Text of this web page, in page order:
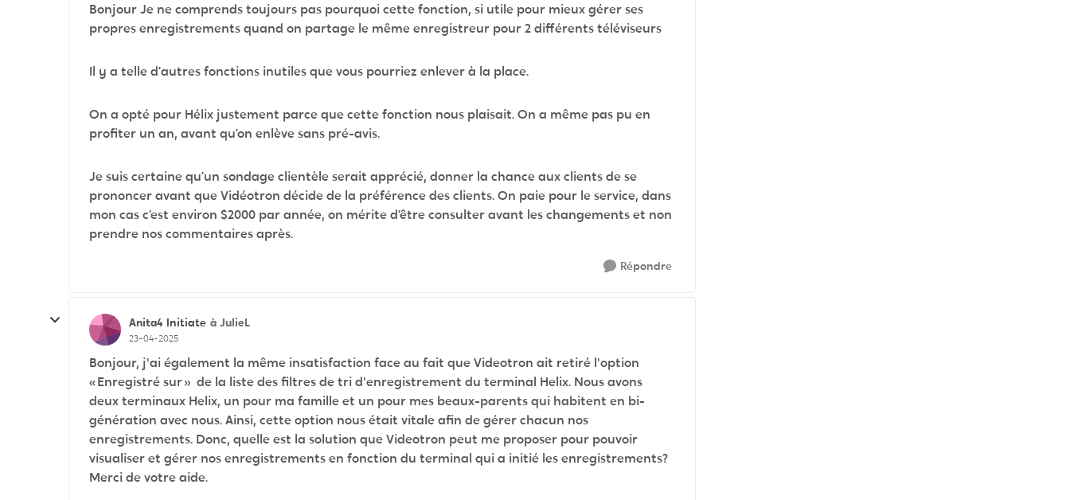
Bonjour Je ne comprends toujours pas pourquoi cette fonction, si utile pour mieux gérer ses
propres enregistrements quand on partage le même enregistreur pour 2 différents téléviseurs
Il y a telle d’autres fonctions inutiles que vous pourriez enlever à la place.
On a opté pour Hélix justement parce que cette fonction nous plaisait. On a même pas pu en
profiter un an, avant qu’on enlève sans pré-avis.
Je suis certaine qu’un sondage clientèle serait apprécié, donner la chance aux clients de se
prononcer avant que Vidéotron décide de la préférence des clients. On paie pour le service, dans
mon cas c’est environ $2000 par année, on mérite d’être consulter avant les changements et non
prendre nos commentaires après.
Répondre
Anita4 Initiate à JulieL
23-04-2025
Bonjour, j'ai également la même insatisfaction face au fait que Videotron ait retiré l'option
« Enregistré sur » de la liste des filtres de tri d'enregistrement du terminal Helix. Nous avons
deux terminaux Helix, un pour ma famille et un pour mes beaux-parents qui habitent en bi-
génération avec nous. Ainsi, cette option nous était vitale afin de gérer chacun nos
enregistrements. Donc, quelle est la solution que Videotron peut me proposer pour pouvoir
visualiser et gérer nos enregistrements en fonction du terminal qui a initié les enregistrements?
Merci de votre aide.